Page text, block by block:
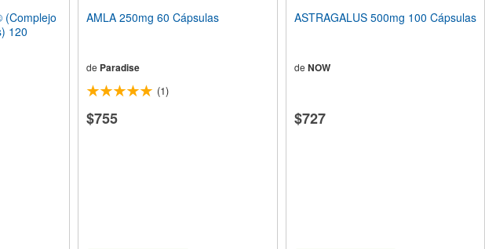
(Complejo
120
AMLA 250mg 60 Cápsulas
de Paradise
(1)
$755
ASTRAGALUS 500mg 100 Cápsulas
de NOW
$727